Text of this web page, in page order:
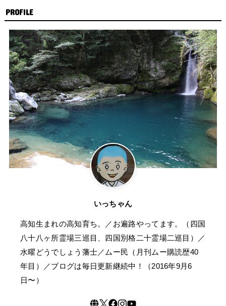
PROFILE
いっちゃん
高知生まれの高知育ち。／お遍路やってます。（四国
八十八ヶ所霊場三巡目、四国別格二十霊場二巡目）／
水曜どうでしょう藩士／ムー民（月刊ムー購読歴40
年目）／ブログは毎日更新継続中！（2016年9月6
日〜）